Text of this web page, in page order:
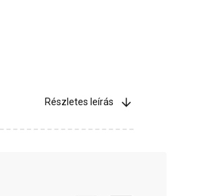
Részletes leírás